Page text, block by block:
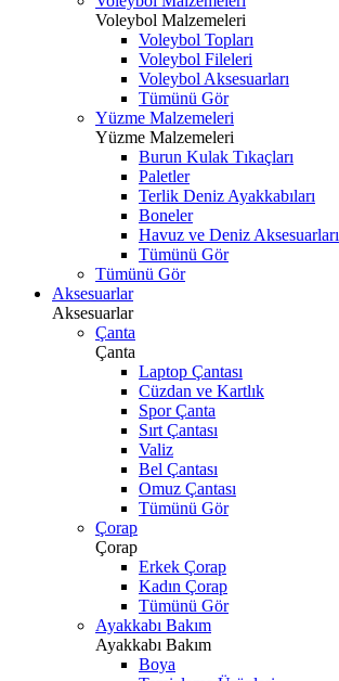
Voleybol Malzemeleri
Voleybol Topları
Voleybol Fileleri
Voleybol Aksesuarları
Tümünü Gör
Yüzme Malzemeleri
Yüzme Malzemeleri
Burun Kulak Tıkaçları
Paletler
Terlik Deniz Ayakkabıları
Boneler
Havuz ve Deniz Aksesuarları
Tümünü Gör
Tümünü Gör
Aksesuarlar
Aksesuarlar
Çanta
Çanta
Laptop Çantası
Cüzdan ve Kartlık
Spor Çanta
Sırt Çantası
Valiz
Bel Çantası
Omuz Çantası
Tümünü Gör
Çorap
Çorap
Erkek Çorap
Kadın Çorap
Tümünü Gör
Ayakkabı Bakım
Ayakkabı Bakım
Boya